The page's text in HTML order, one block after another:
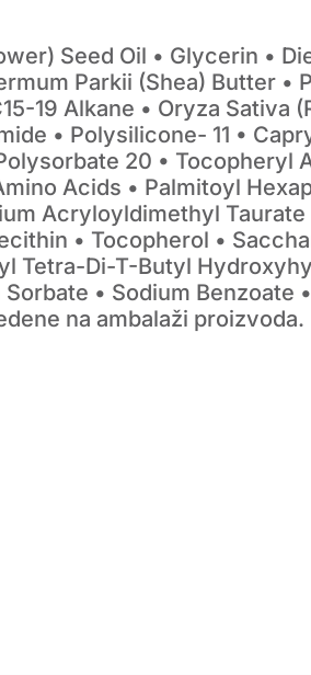
Seed Oil • Glycerin •
Parkii (Shea) Butter
19 Alkane • Oryza Sativa
• Polysilicone- 11 •
20 • Tocopheryl
Acids • Palmitoyl
Acryloyldimethyl
• Tocopherol •
Di-T-Butyl
• Sodium
na ambalaži proizvoda.